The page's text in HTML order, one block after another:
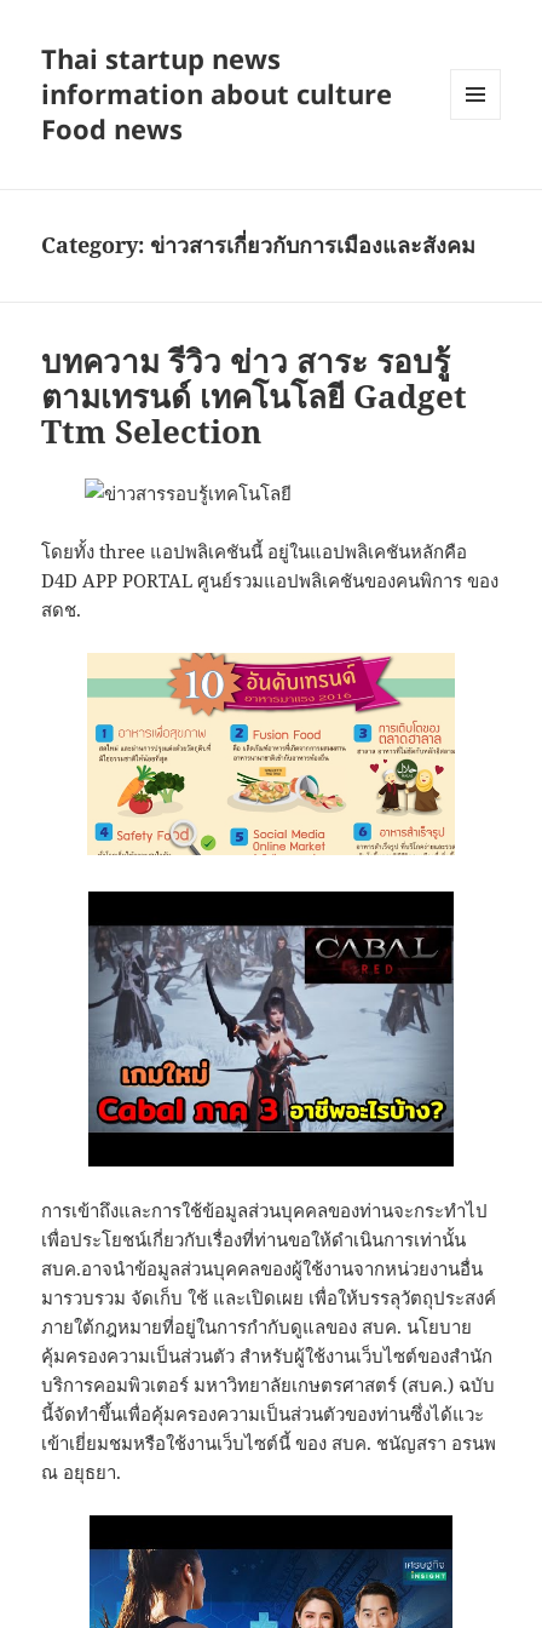
Thai startup news
information about culture
Food news
Category: ข่าวสารเกี่ยวกับการเมืองและสังคม
บทความ รีวิว ข่าว สาระ รอบรู้
ตามเทรนด์ เทคโนโลยี Gadget
Ttm Selection
โดยทั้ง three แอปพลิเคชันนี้ อยู่ในแอปพลิเคชันหลักคือ
D4D APP PORTAL ศูนย์รวมแอปพลิเคชันของคนพิการ ของ
สดช.
การเข้าถึงและการใช้ข้อมูลส่วนบุคคลของท่านจะกระทำไป
เพื่อประโยชน์เกี่ยวกับเรื่องที่ท่านขอให้ดำเนินการเท่านั้น
สบค.อาจนำข้อมูลส่วนบุคคลของผู้ใช้งานจากหน่วยงานอื่น
มารวบรวม จัดเก็บ ใช้ และเปิดเผย เพื่อให้บรรลุวัตถุประสงค์
ภายใต้กฎหมายที่อยู่ในการกำกับดูแลของ สบค. นโยบาย
คุ้มครองความเป็นส่วนตัว สำหรับผู้ใช้งานเว็บไซต์ของสำนัก
บริการคอมพิวเตอร์ มหาวิทยาลัยเกษตรศาสตร์ (สบค.) ฉบับ
นี้จัดทำขึ้นเพื่อคุ้มครองความเป็นส่วนตัวของท่านซึ่งได้แวะ
เข้าเยี่ยมชมหรือใช้งานเว็บไซต์นี้ ของ สบค. ชนัญสรา อรนพ
ณ อยุธยา.